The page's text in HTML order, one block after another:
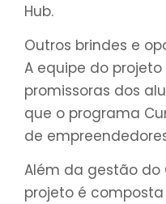
Hub.
Outros brindes e
A equipe do
promissoras dos
que o programa
de
Além da gestão do
projeto é